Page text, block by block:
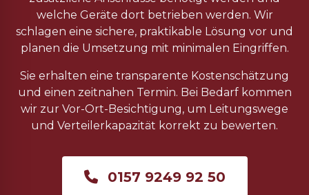
welche Geräte dort betrieben werden. Wir
schlagen eine sichere, praktikable Lösung vor und
planen die Umsetzung mit minimalen Eingriffen.
Sie erhalten eine transparente Kostenschätzung
und einen zeitnahen Termin. Bei Bedarf kommen
wir zur Vor-Ort-Besichtigung, um Leitungswege
und Verteilerkapazität korrekt zu bewerten.
0157 9249 92 50